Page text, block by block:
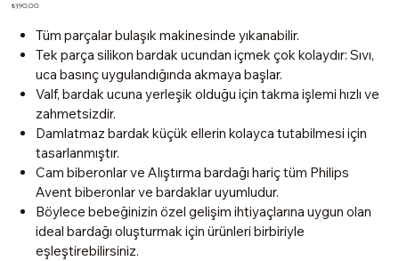
Fiyat
₺390,00
Tüm parçalar bulaşık makinesinde yıkanabilir.
Tek parça silikon bardak ucundan içmek çok kolaydır: Sıvı,
uca basınç uygulandığında akmaya başlar.
Valf, bardak ucuna yerleşik olduğu için takma işlemi hızlı ve
zahmetsizdir.
Damlatmaz bardak küçük ellerin kolayca tutabilmesi için
tasarlanmıştır.
Cam biberonlar ve Alıştırma bardağı hariç tüm Philips
Avent biberonlar ve bardaklar uyumludur.
Böylece bebeğinizin özel gelişim ihtiyaçlarına uygun olan
ideal bardağı oluşturmak için ürünleri birbiriyle
eşleştirebilirsiniz.